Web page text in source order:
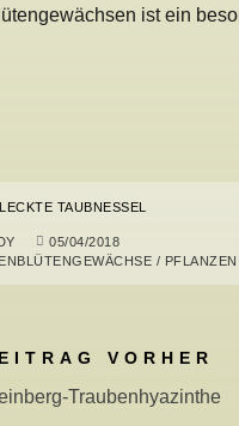
ist ein
TAUBNESSEL
05/04/2018
/ PFLANZEN
VORHER
Traubenhyazinthe